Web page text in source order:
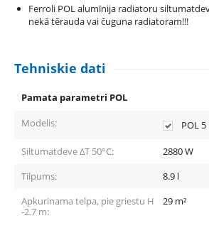
Ferroli POL alumīnija radiatoru
nekā tērauda vai čuguna radiatoram!!!
Tehniskie dati
Pamata parametri POL
Modelis:
POL 5
Siltumatdeve ΔT 50°C: 2880W
Tilpums:
8.9 l
Apkurinama telpa, pie griestu H
-2.7 m:
29 m²